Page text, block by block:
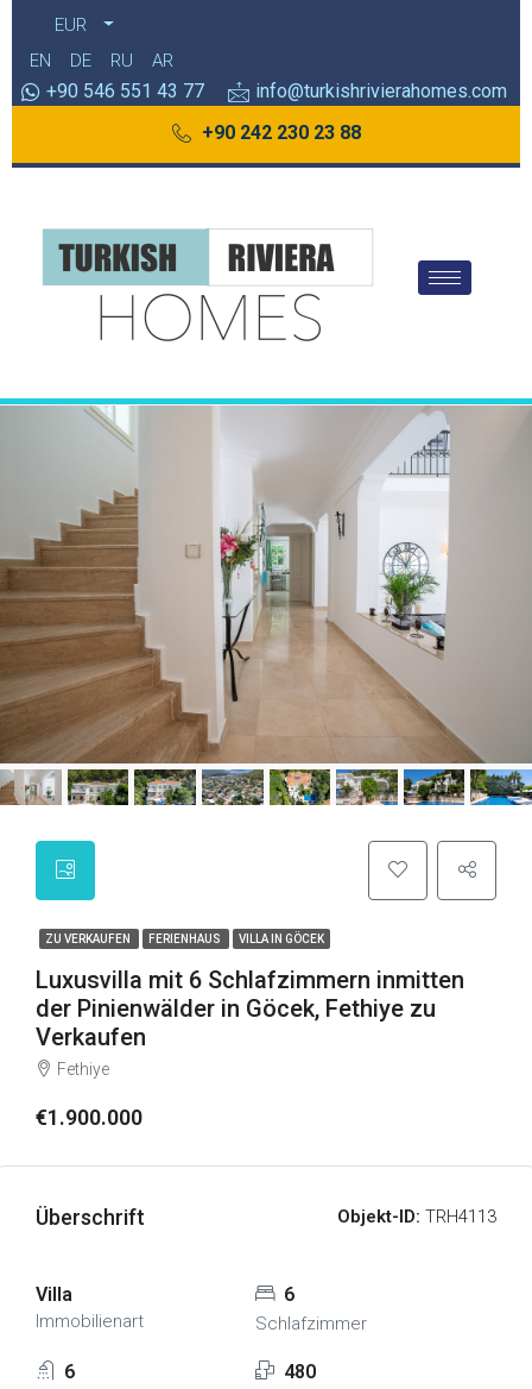
EUR
EN
DE RU AR
+90 546 551 43 77
info@turkishrivierahomes.com
+90 242 230 23 88
ZU VERKAUFEN FERIENHAUS VILLA IN GÖCEK
Luxusvilla mit 6 Schlafzimmern inmitten
der Pinienwälder in Göcek, Fethiye zu
Verkaufen
Fethiye
€1.900.000
Überschrift Objekt-ID: TRH4113
Villa
Immobilienart
6
Schlafzimmer
6 480